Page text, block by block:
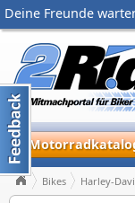
Deine Freunde
Bikes Harley-